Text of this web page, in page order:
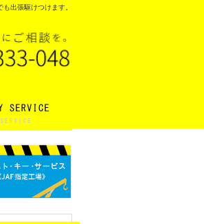
出張駆けつけます。